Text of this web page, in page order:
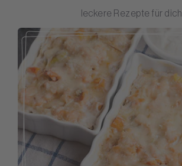
leckere Rezepte für dich.